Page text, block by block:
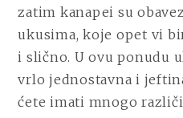
zatim kanapei su
ukusima, koje opet vi
i slično. U ovu ponudu
vrlo jednostavna i
ćete imati mnogo